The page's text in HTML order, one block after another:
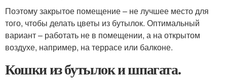
Поэтому закрытое помещение – не лучшее место для
того, чтобы делать цветы из бутылок. Оптимальный
вариант – работать не в помещении, а на открытом
воздухе, например, на террасе или балконе.
Кошки из бутылок и шпагата.